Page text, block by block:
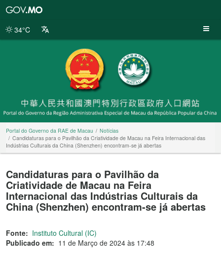
da
34°C
Portal do Governo da RAE de Macau
Notícias
Candidaturas para o Pavilhão da Criatividade de Macau na Feira Internacional das
Indústrias Culturais da China (Shenzhen) encontram-se já abertas
Candidaturas para o Pavilhão da
Criatividade de Macau na Feira
Internacional das Indústrias Culturais da
China (Shenzhen) encontram-se já abertas
Fonte: Instituto Cultural (IC)
Publicado em: 11 de Março de 2024 às 17:48